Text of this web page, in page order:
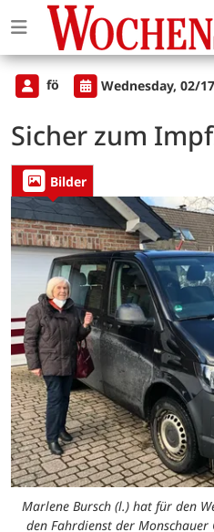
fö Wednesday, 02/
Sicher zum
Bilder
Marlene Bursch (l.) hat für den
den Fahrdienst der Monschauer